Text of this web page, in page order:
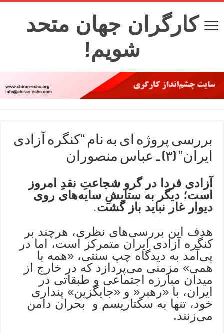
کارگران جهان متحد
شویم!
بررسی پروژه ای به نام “کنگره آزادی
ایران” (۳) ـ عباس منصوران
آزادی فردا در گرو شجاعتِ نقدِ امروز
است؛ دیگر به ستایشِ سایه‌های روی
دیوار غار نباید باز گشت.
هدف این بررسی‌های نظری، هرچند بر
کنگره آزادی ایران متمرکز است، ‌اما در
پی‌آمد به دیدگاه چپ سنتی، «همه با
همی» مزمنی می‌پردازد که در خارج از
میدان مبارزه اجتماعی و طبقاتی در
ایران، با «رهبر« و «جایگزین» پنداری
خود، تنها به سکتاریسم و بحران دامن
می‌زنند.